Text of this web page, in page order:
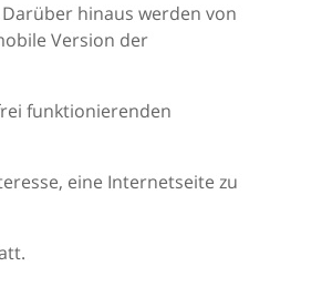
hinaus werden von
Version der
funktionierenden
eine Internetseite zu